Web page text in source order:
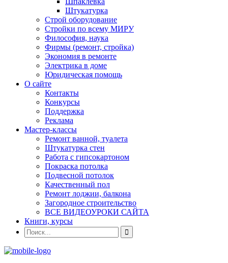
Штукатурка
Строй оборудование
Стройки по всему МИРУ
Философия, наука
Фирмы (ремонт, стройка)
Экономия в ремонте
Электрика в доме
Юридическая помощь
О сайте
Контакты
Конкурсы
Поддержка
Реклама
Мастер-классы
Ремонт ванной, туалета
Штукатурка стен
Работа с гипсокартоном
Покраска потолка
Подвесной потолок
Качественный пол
Ремонт лоджии, балкона
Загородное строительство
ВСЕ ВИДЕОУРОКИ САЙТА
Книги, курсы